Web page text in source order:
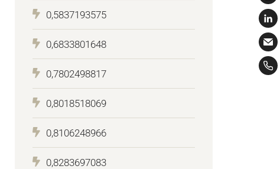
0,5837193575
0,6833801648
0,7802498817
0,8018518069
0,8106248966
0,8283697083